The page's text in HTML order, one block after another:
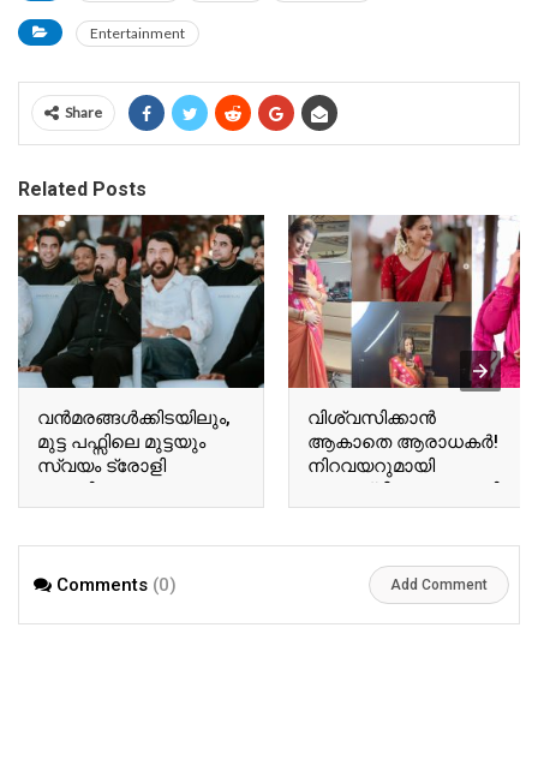
Entertainment
Share
Related Posts
വന്‍മരങ്ങള്‍ക്കിടയിലും,
മുട്ട പഫ്സിലെ മുട്ടയും
സ്വയം ട്രോളി
ബേസിലും
ടോവിനോയും!
Viral Photo
വിശ്വസിക്കാൻ
ആകാതെ ആരാധകർ!
നിറവയറുമായി
അനുശ്രീ! വൈറലായി
അനുശ്രീയുടെ പുതിയ
Ausree Viral Photo
Comments (0) Add Comment